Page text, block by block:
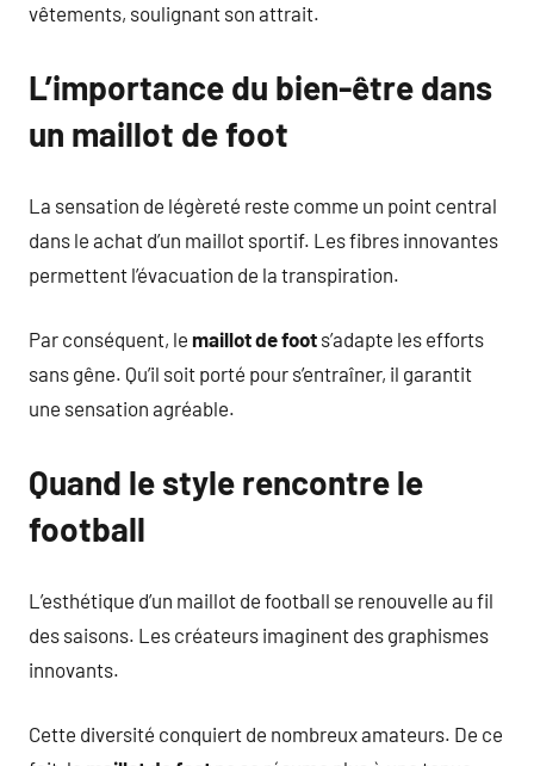
vêtements, soulignant son attrait.
L’importance du bien-être dans
un maillot de foot
La sensation de légèreté reste comme un point central
dans le achat d’un maillot sportif. Les fibres innovantes
permettent l’évacuation de la transpiration.
Par conséquent, le maillot de foot s’adapte les efforts
sans gêne. Qu’il soit porté pour s’entraîner, il garantit
une sensation agréable.
Quand le style rencontre le
football
L’esthétique d’un maillot de football se renouvelle au fil
des saisons. Les créateurs imaginent des graphismes
innovants.
Cette diversité conquiert de nombreux amateurs. De ce